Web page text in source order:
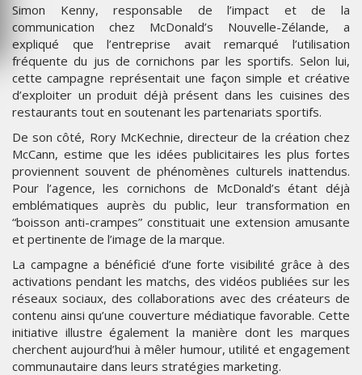
Simon Kenny, responsable de l’impact et de la
communication chez McDonald’s Nouvelle-Zélande, a
expliqué que l’entreprise avait remarqué l’utilisation
fréquente du jus de cornichons par les sportifs. Selon lui,
cette campagne représentait une façon simple et créative
d’exploiter un produit déjà présent dans les cuisines des
restaurants tout en soutenant les partenariats sportifs.
De son côté, Rory McKechnie, directeur de la création chez
McCann, estime que les idées publicitaires les plus fortes
proviennent souvent de phénomènes culturels inattendus.
Pour l’agence, les cornichons de McDonald’s étant déjà
emblématiques auprès du public, leur transformation en
“boisson anti-crampes” constituait une extension amusante
et pertinente de l’image de la marque.
La campagne a bénéficié d’une forte visibilité grâce à des
activations pendant les matchs, des vidéos publiées sur les
réseaux sociaux, des collaborations avec des créateurs de
contenu ainsi qu’une couverture médiatique favorable. Cette
initiative illustre également la manière dont les marques
cherchent aujourd’hui à mêler humour, utilité et engagement
communautaire dans leurs stratégies marketing.